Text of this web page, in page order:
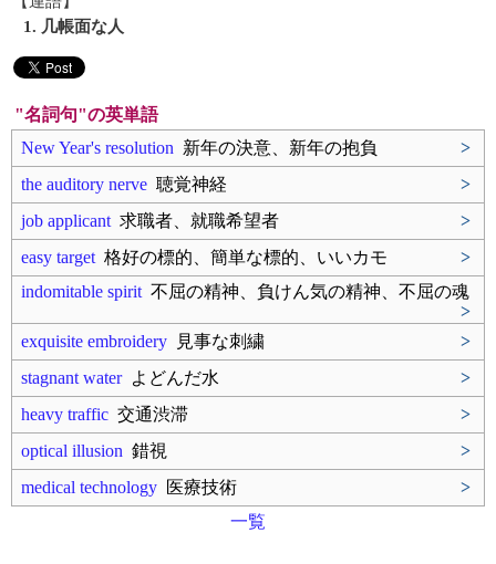
1. 几帳面な人
"名詞句"の英単語
New Year's resolution 新年の決意、新年の抱負
>
the auditory nerve 聴覚神経
>
job applicant 求職者、就職希望者
>
easy target 格好の標的、簡単な標的、いいカモ
>
indomitable spirit 不屈の精神、負けん気の精神、不屈の魂
>
exquisite embroidery 見事な刺繍
>
stagnant waterよどんだ水
>
heavy traffic 交通渋滞
>
optical illusion 錯視
>
medical technology 医療技術
>
一覧